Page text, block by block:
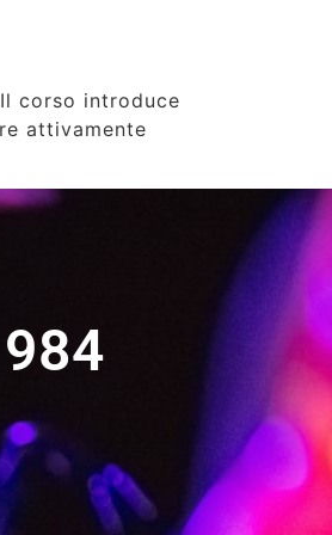
corso introduce
attivamente